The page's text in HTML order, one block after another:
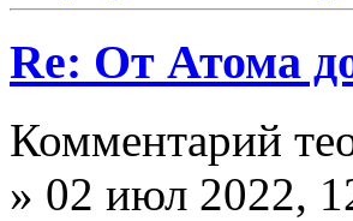
Re: От Атома
Комментарий
» 02 июл 2022,